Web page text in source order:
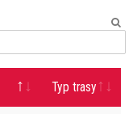
Typ trasy